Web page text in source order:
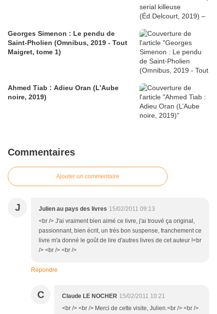
Georges Simenon : Le pendu de
Saint-Pholien (Omnibus, 2019 - Tout
Maigret, tome 1)
Ahmed Tiab : Adieu Oran (L’Aube
noire, 2019)
Commentaires
Ajouter un commentaire
J Julien au pays des livres 15/02/2011 09:13
<br /> J'ai vraiment bien aimé ce livre, j'ai trouvé ça original,
passionnant, bien écrit, un très bon suspense, franchement ce
livre m'a donné le goût de lire d'autres livres de cet auteur !<br
/> <br /> <br />
Répondre
C Claude LE NOCHER 15/02/2011 10:21
<br /> <br /> Merci de cette visite, Julien.<br /> <br />